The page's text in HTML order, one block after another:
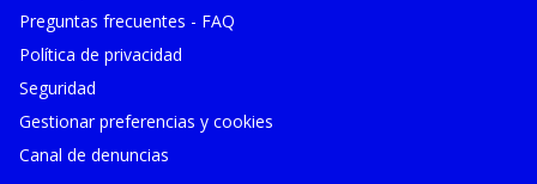
Preguntas frecuentes - FAQ
Política de privacidad
Seguridad
Gestionar preferencias y cookies
Canal de denuncias